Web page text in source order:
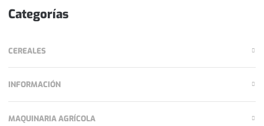
Categorías
CEREALES
INFORMACIÓN
MAQUINARIA AGRÍCOLA